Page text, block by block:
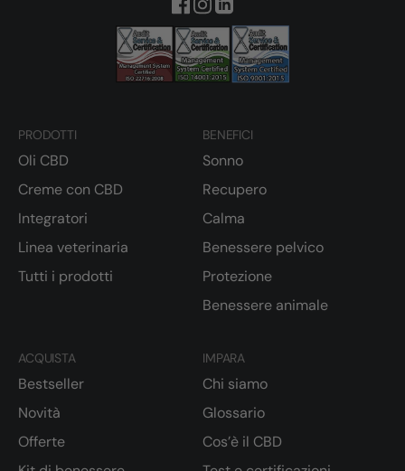
PRODOTTI
Oli CBD
Creme con CBD
Integratori
Linea veterinaria
Tutti i prodotti
BENEFICI
Sonno
Recupero
Calma
Benessere pelvico
Protezione
Benessere animale
ACQUISTA
Bestseller
Novità
Offerte
IMPARA
Chi siamo
Glossario
Cos’è il CBD